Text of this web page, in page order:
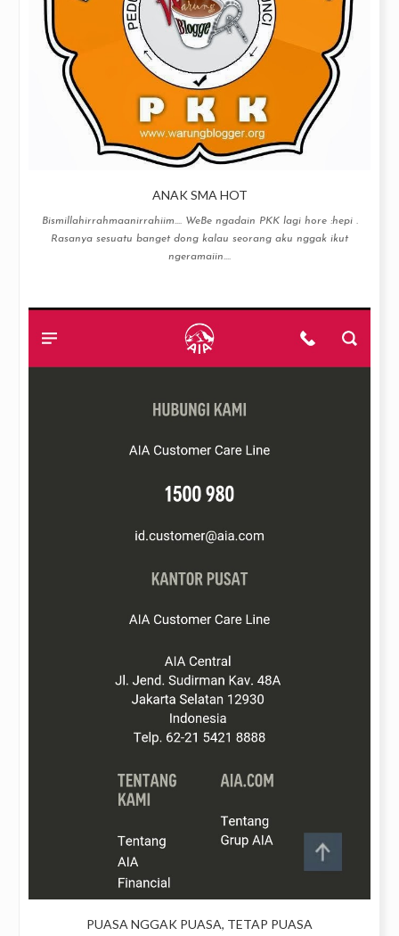
ANAK SMA HOT
Bismillahirrahmaanirrahiim…. WeBe ngadain PKK lagi hore :hepi .
Rasanya sesuatu banget dong kalau seorang aku nggak ikut
ngeramaiin....
PUASA NGGAK PUASA, TETAP PUASA